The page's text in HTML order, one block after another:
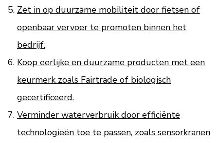
Zet in op duurzame mobiliteit door fietsen of
openbaar vervoer te promoten binnen het
bedrijf.
Koop eerlijke en duurzame producten met een
keurmerk zoals Fairtrade of biologisch
gecertificeerd.
Verminder waterverbruik door efficiënte
technologieën toe te passen, zoals sensorkranen